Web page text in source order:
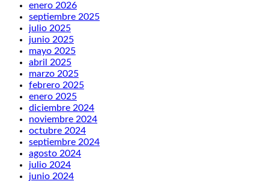
enero 2026
septiembre 2025
julio 2025
junio 2025
mayo 2025
abril 2025
marzo 2025
febrero 2025
enero 2025
diciembre 2024
noviembre 2024
octubre 2024
septiembre 2024
agosto 2024
julio 2024
junio 2024